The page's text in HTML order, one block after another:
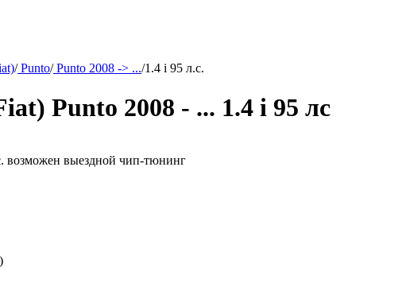
/Punto/Punto 2008 -> .../1.4 i 95 л.с.
Punto 2008 - ... 1.4 i 95 лс
возможен выездной чип-тюнинг